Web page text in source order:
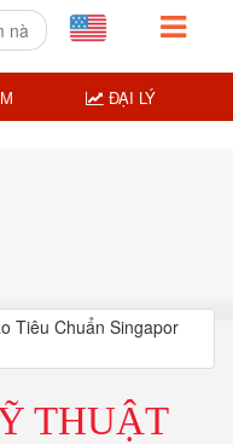
THUẬT
ĐẠI LÝ